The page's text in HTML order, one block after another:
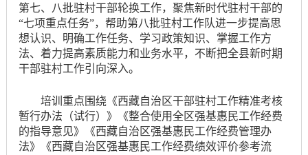
第七、八批驻村干部轮换工作，聚焦新时代驻村干部的
“七项重点任务”，帮助第八批驻村工作队进一步提高思
想认识、明确工作任务、学习政策知识、掌握工作方
法、着力提高素质能力和业务水平，不断把全县新时期
干部驻村工作引向深入。
培训重点围绕《西藏自治区干部驻村工作精准考核
暂行办法（试行）》《整合使用全区强基惠民工作经费
的指导意见》《西藏自治区强基惠民工作经费管理办
法》《西藏自治区强基惠民工作经费绩效评价参考流